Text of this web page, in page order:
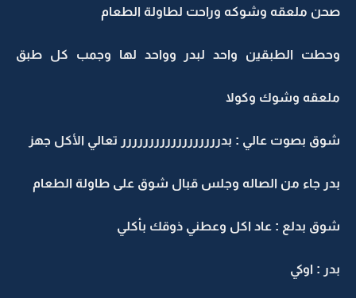
صحن ملعقه وشوكه وراحت لطاولة الطعام
وحطت الطبقين واحد لبدر وواحد لها وجمب كل طبق
ملعقه وشوك وكولا
شوق بصوت عالي : بدرررررررررررررررررر تعالي الأكل جهز
بدر جاء من الصاله وجلس قبال شوق على طاولة الطعام
شوق بدلع : عاد اكل وعطني ذوقك بأكلي
بدر : اوكي